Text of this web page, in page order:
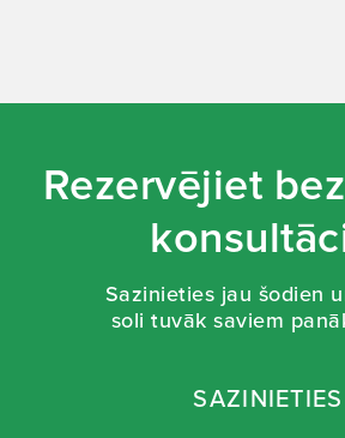
Rezervējiet
Sazinieties jau šodien
soli tuvāk saviem
SAZINIETIES